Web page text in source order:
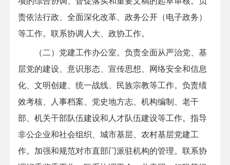
责依法行政、全面深化改革、政务公开（电子政务）
等工作。联系协调人大、政协工作。
（二）党建工作办公室。负责全面从严治党、基
层党的建设、意识形态、宣传思想、网络安全和信息
化、文明创建、统一战线、民族宗教等工作。负责绩
效考核、人事档案、党史地方志、机构编制、老干
部、机关干部队伍建设和人才队伍建设等工作。指导
非公企业和社会组织、城市基层、农村基层党建工
作。加强和规范对市直部门派驻机构的管理。联系协